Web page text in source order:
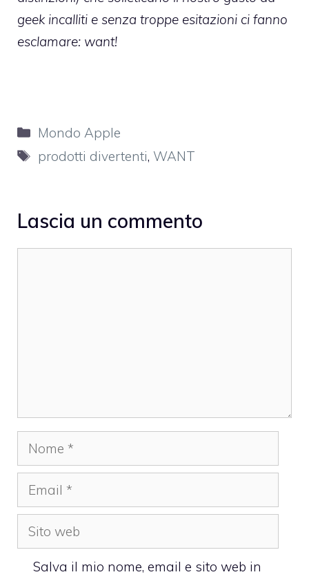
geek incalliti e senza troppe esitazioni ci fanno
esclamare: want!
Categorie
Mondo Apple
Tag
prodotti divertenti, WANT
Lascia un commento
Nome
Email
Sito
web
Salva il mio nome, email e sito web in